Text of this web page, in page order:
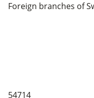
Foreign branches of
54714